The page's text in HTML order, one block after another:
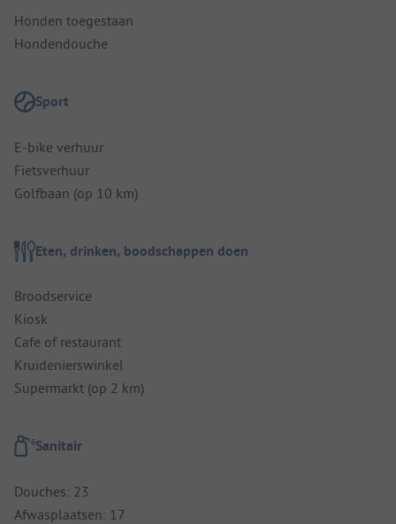
Honden toegestaan
Hondendouche
Sport
E-bike verhuur
Fietsverhuur
Golfbaan (op 10 km)
Eten, drinken, boodschappen doen
Broodservice
Kiosk
Cafe of restaurant
Kruidenierswinkel
Supermarkt (op 2 km)
Sanitair
Douches: 23
Afwasplaatsen: 17